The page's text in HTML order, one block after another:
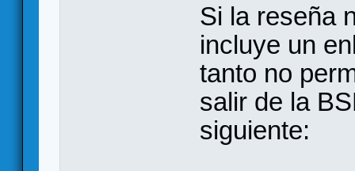
Si la reseña
incluye un
tanto no
salir de la
siguiente: